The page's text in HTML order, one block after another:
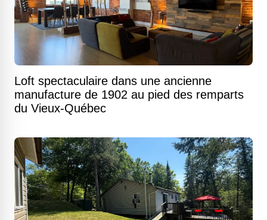
Loft spectaculaire dans une ancienne
manufacture de 1902 au pied des remparts
du Vieux-Québec